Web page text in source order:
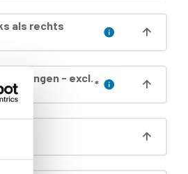
als rechts
gordingen - excl.*